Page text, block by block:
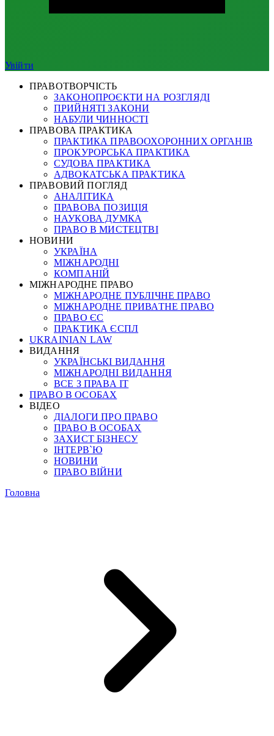
Увійти
ПРАВОТВОРЧІСТЬ
ЗАКОНОПРОЄКТИ НА РОЗГЛЯДІ
ПРИЙНЯТІ ЗАКОНИ
НАБУЛИ ЧИННОСТІ
ПРАВОВА ПРАКТИКА
ПРАКТИКА ПРАВООХОРОННИХ ОРГАНІВ
ПРОКУРОРСЬКА ПРАКТИКА
СУДОВА ПРАКТИКА
АДВОКАТСЬКА ПРАКТИКА
ПРАВОВИЙ ПОГЛЯД
АНАЛІТИКА
ПРАВОВА ПОЗИЦІЯ
НАУКОВА ДУМКА
ПРАВО В МИСТЕЦТВІ
НОВИНИ
УКРАЇНА
МІЖНАРОДНІ
КОМПАНІЙ
МІЖНАРОДНЕ ПРАВО
МІЖНАРОДНЕ ПУБЛІЧНЕ ПРАВО
МІЖНАРОДНЕ ПРИВАТНЕ ПРАВО
ПРАВО ЄС
ПРАКТИКА ЄСПЛ
UKRAINIAN LAW
ВИДАННЯ
УКРАЇНСЬКІ ВИДАННЯ
МІЖНАРОДНІ ВИДАННЯ
ВСЕ З ПРАВА ІТ
ПРАВО В ОСОБАХ
ВІДЕО
ДІАЛОГИ ПРО ПРАВО
ПРАВО В ОСОБАХ
ЗАХИСТ БІЗНЕСУ
ІНТЕРВ`Ю
НОВИНИ
ПРАВО ВІЙНИ
Головна